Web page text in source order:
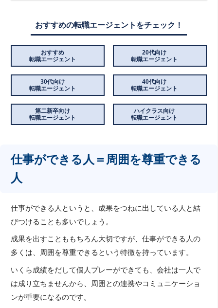
おすすめの転職エージェントをチェック！
おすすめ
転職エージェント
20代向け
転職エージェント
30代向け
転職エージェント
40代向け
転職エージェント
第二新卒向け
転職エージェント
ハイクラス向け
転職エージェント
仕事ができる人＝周囲を尊重できる
人
仕事ができる人というと、成果をつねに出している人と結
びつけることも多いでしょう。
成果を出すことももちろん大切ですが、仕事ができる人の
多くは、周囲を尊重できるという特徴を持っています。
いくら成績をだして個人プレーができても、会社は一人で
は成り立ちませんから、周囲との連携やコミュニケーショ
ンが重要になるのです。